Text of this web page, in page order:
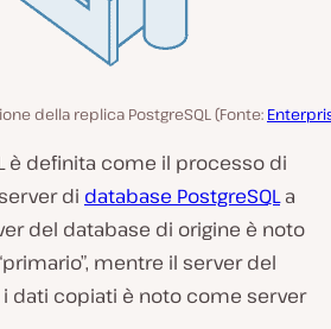
della replica PostgreSQL (Fonte:
è definita come il processo di
di database PostgreSQLa
del database di origine è noto
mentre il server del
dati copiati è noto come server